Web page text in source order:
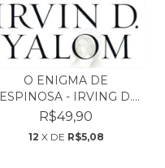
O ENIGMA DE
ESPINOSA - IRVING D.
YALOM
R$49,90
12 X DE R$5,08